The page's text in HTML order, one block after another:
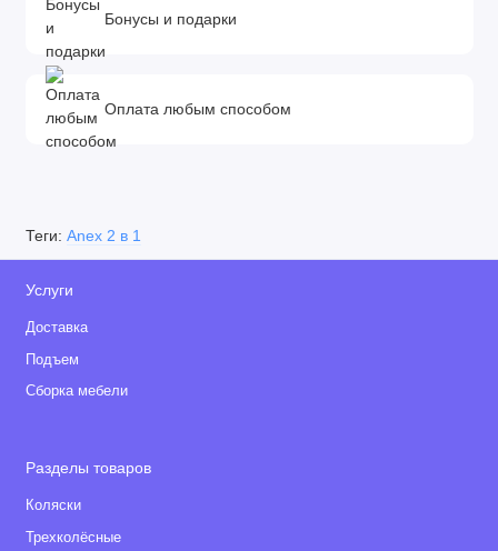
задние 28 см
• Размер колесной базы: 52.6 см
• Внутренние размеры люльки: 75 х 31 см (ДхШ)
Срок действия:
m/type, l/type, e/type, Quant: 2 года + 1 год
AIR-X: 1 год
Бонусы и подарки
Оплата любым способом
Теги: Anex 2 в 1
Услуги
Доставка
Подъем
Сборка мебели
Разделы товаров
Коляски
Трехколёсные